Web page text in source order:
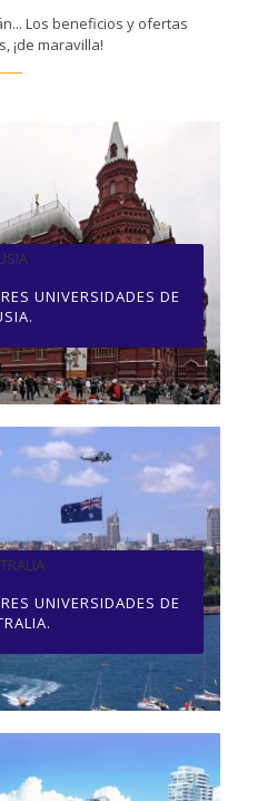
Los beneficios y ofertas
¡de maravilla!
UNIVERSIDADES DE
UNIVERSIDADES DE